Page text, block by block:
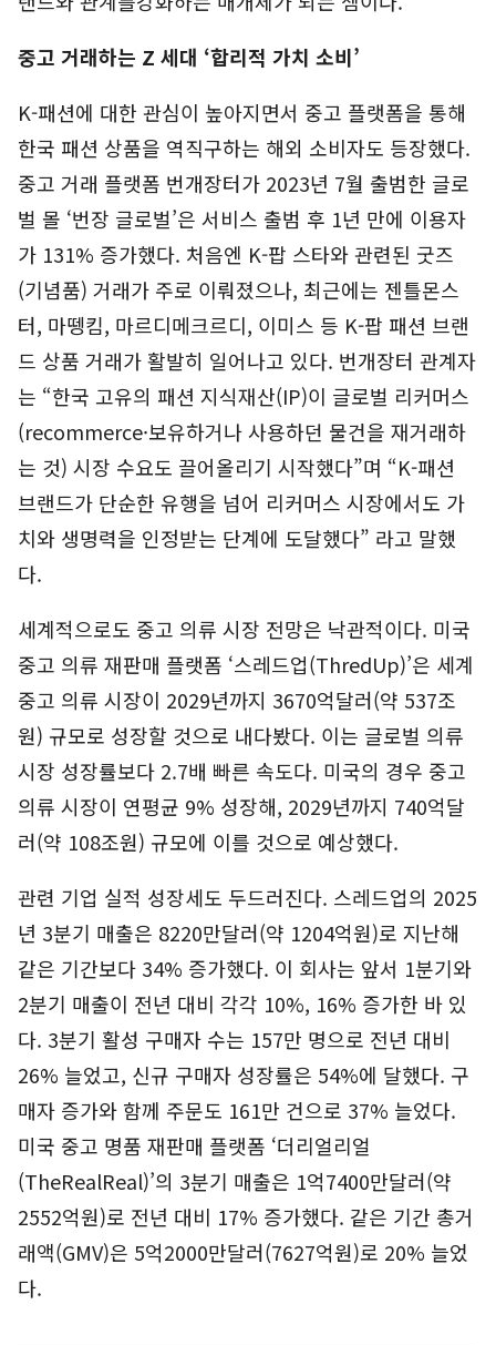
중고 거래하는 Z 세대 ‘합리적 가치 소비’
K-패션에 대한 관심이 높아지면서 중고 플랫폼을 통해
한국 패션 상품을 역직구하는 해외 소비자도 등장했다.
중고 거래 플랫폼 번개장터가 2023년 7월 출범한 글로
벌 몰 ‘번장 글로벌’은 서비스 출범 후 1년 만에 이용자
가 131% 증가했다. 처음엔 K-팝 스타와 관련된 굿즈
(기념품) 거래가 주로 이뤄졌으나, 최근에는 젠틀몬스
터, 마뗑킴, 마르디메크르디, 이미스 등 K-팝 패션 브랜
드 상품 거래가 활발히 일어나고 있다. 번개장터 관계자
는 “한국 고유의 패션 지식재산(IP)이 글로벌 리커머스
(recommerce·보유하거나 사용하던 물건을 재거래하
는 것) 시장 수요도 끌어올리기 시작했다”며 “K-패션
브랜드가 단순한 유행을 넘어 리커머스 시장에서도 가
치와 생명력을 인정받는 단계에 도달했다” 라고 말했
다.
세계적으로도 중고 의류 시장 전망은 낙관적이다. 미국
중고 의류 재판매 플랫폼 ‘스레드업(ThredUp)’은 세계
중고 의류 시장이 2029년까지 3670억달러(약 537조
원) 규모로 성장할 것으로 내다봤다. 이는 글로벌 의류
시장 성장률보다 2.7배 빠른 속도다. 미국의 경우 중고
의류 시장이 연평균 9% 성장해, 2029년까지 740억달
러(약 108조원) 규모에 이를 것으로 예상했다.
관련 기업 실적 성장세도 두드러진다. 스레드업의 2025
년 3분기 매출은 8220만달러(약 1204억원)로 지난해
같은 기간보다 34% 증가했다. 이 회사는 앞서 1분기와
2분기 매출이 전년 대비 각각 10%, 16% 증가한 바 있
다. 3분기 활성 구매자 수는 157만 명으로 전년 대비
26% 늘었고, 신규 구매자 성장률은 54%에 달했다. 구
매자 증가와 함께 주문도 161만 건으로 37% 늘었다.
미국 중고 명품 재판매 플랫폼 ‘더리얼리얼
(TheRealReal)’의 3분기 매출은 1억7400만달러(약
2552억원)로 전년 대비 17% 증가했다. 같은 기간 총거
래액(GMV)은 5억2000만달러(7627억원)로 20% 늘었
다.